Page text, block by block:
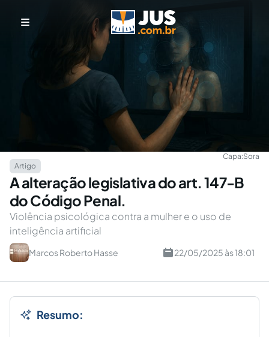
Capa:Sora
Artigo
A alteração legislativa do art. 147-B
do Código Penal.
Violência psicológica contra a mulher e o uso de
inteligência artificial
Marcos Roberto Hasse 22/05/2025 às 18:01
Resumo: